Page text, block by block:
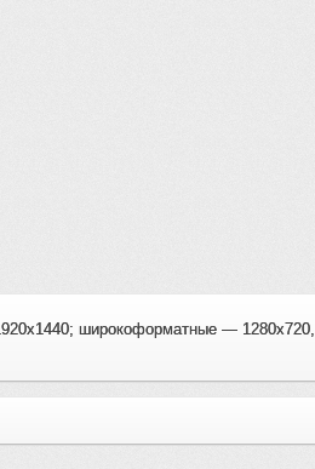
широкоформатные — 1280x720,